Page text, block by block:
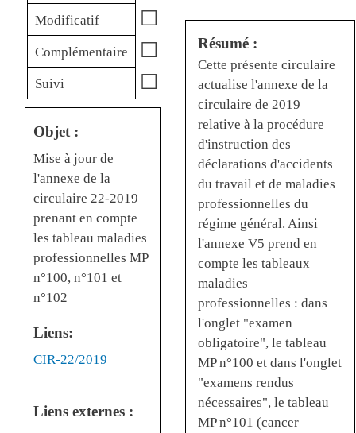
Modificatif ☐
Complémentaire ☐
Suivi ☐
Objet :
Mise à jour de
l'annexe de la
circulaire 22-2019
prenant en compte
les tableau maladies
professionnelles MP
n°100, n°101 et
n°102
Liens:
Liens
CIR-22/2019
Liens externes :
Résumé :
Cette présente circulaire
actualise l'annexe de la
circulaire de 2019
relative à la procédure
d'instruction des
déclarations d'accidents
du travail et de maladies
professionnelles du
régime général. Ainsi
l'annexe V5 prend en
compte les tableaux
maladies
professionnelles : dans
l'onglet "examen
obligatoire", le tableau
MP n°100 et dans l'onglet
"examens rendus
nécessaires", le tableau
MP n°101 (cancer